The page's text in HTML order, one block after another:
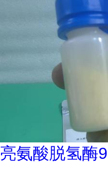
亮氨酸脱氢酶